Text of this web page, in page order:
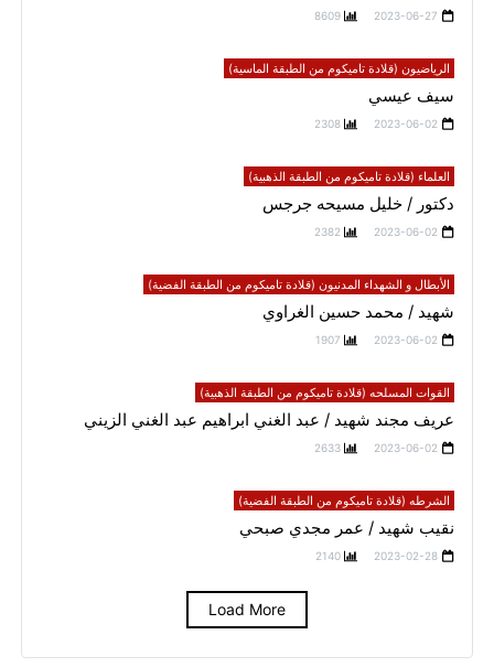
2023-06-27
8609
الرياضيون (قلادة تاميكوم من الطبقة الماسية)
سيف عيسي
2023-06-02
2308
العلماء (قلادة تاميكوم من الطبقة الذهبية)
دكتور / خليل مسيحه جرجس
2023-06-02
2382
الأبطال و الشهداء المدنيون (قلادة تاميكوم من الطبقة الفضية)
شهيد / محمد حسين الغراوي
2023-06-02
1907
القوات المسلحه (قلادة تاميكوم من الطبقة الذهبية)
عريف مجند شهيد / عبد الغني ابراهيم عبد الغني الزيني
2023-06-02
2633
الشرطه (قلادة تاميكوم من الطبقة الفضية)
نقيب شهيد / عمر مجدي صبحي
2023-02-28
2140
Load More